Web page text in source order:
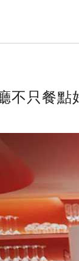
不只餐點